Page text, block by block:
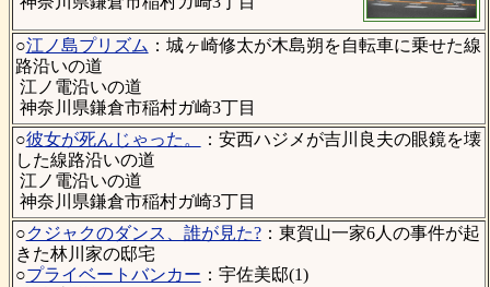
○江ノ島プリズム ：城ヶ崎修太が木島朔を自転車に乗せた線
路沿いの道
江ノ電沿いの道
神奈川県鎌倉市稲村ガ崎3丁目
○彼女が死んじゃった。
：安西ハジメが吉川良夫の眼鏡を壊
した線路沿いの道
江ノ電沿いの道
神奈川県鎌倉市稲村ガ崎3丁目
○クジャクのダンス、誰が見た?：東賀山一家6人の事件が起
きた林川家の邸宅
○プライベートバンカー ：宇佐美邸(1)